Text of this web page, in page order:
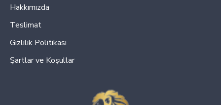
Hakkımızda
Teslimat
Gizlilik Politikası
Şartlar ve Koşullar